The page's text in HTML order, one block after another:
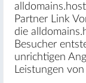
Partner Link
die
Besucher
unrichtigen
Leistungen